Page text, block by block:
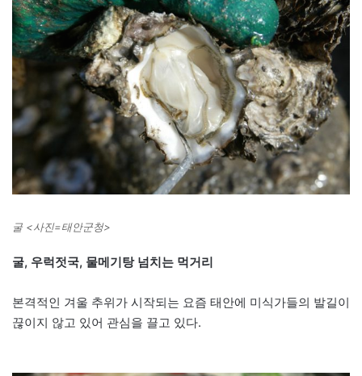
굴 <사진=태안군청>
굴, 우럭젓국, 물메기탕 넘치는 먹거리
본격적인 겨울 추위가 시작되는 요즘 태안에 미식가들의 발길이
끊이지 않고 있어 관심을 끌고 있다.